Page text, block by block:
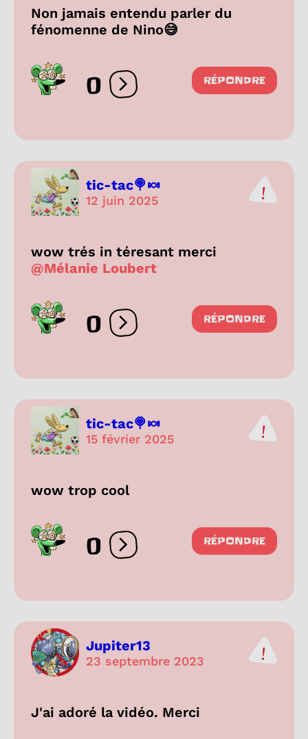
Non jamais entendu parler du
fénomenne de Nino😅
0 Ouvrir les réactions
RÉPONDRE
tic-tac🍭🍬
12 juin 2025
wow trés in téresant merci
@Mélanie Loubert
0 Ouvrir les réactions
RÉPONDRE
tic-tac🍭🍬
15 février 2025
wow trop cool
0 Ouvrir les réactions
RÉPONDRE
Jupiter13
23 septembre 2023
J'ai adoré la vidéo. Merci